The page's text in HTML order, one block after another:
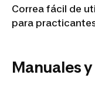
Correa fácil de
para
Manuales